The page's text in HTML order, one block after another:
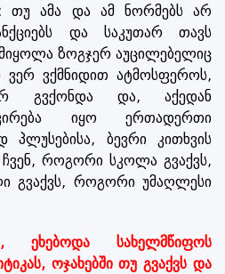
თუ ამა და ამ ნორმებს არ
და საკუთარ თავს
ზოგჯერ აუცილებელიც
ვერ ვქმნიდით ატმოსფეროს,
გვქონდა და, აქედან
იყო ერთადერთი
პლუსებისა, ბევრი კითხვის
ჩვენ, როგორი სკოლა გვაქვს,
გვაქვს, როგორი უმაღლესი
ეხებოდა სახელმწიფოს
ოჯახებში თუ გვაქვს და